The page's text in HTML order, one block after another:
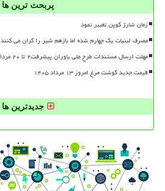
پربحث ترین ها
زمان شارژ کوپن تغییر نمود
مصرف لبنیات یک چهارم شده اما بازهم شیر را گران می کنند
مهلت ارسال مستندات طرح ملی یاوران پیشرفت۲ تا ۲۰ مرداد تمدید گردید
قیمت جدید گوشت مرغ امروز ۱۳ مرداد ۱۴۰۵
جدیدترین ها